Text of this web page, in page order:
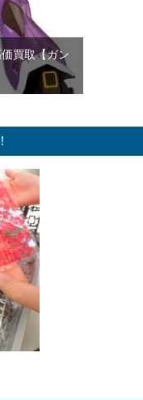
買取【ガン